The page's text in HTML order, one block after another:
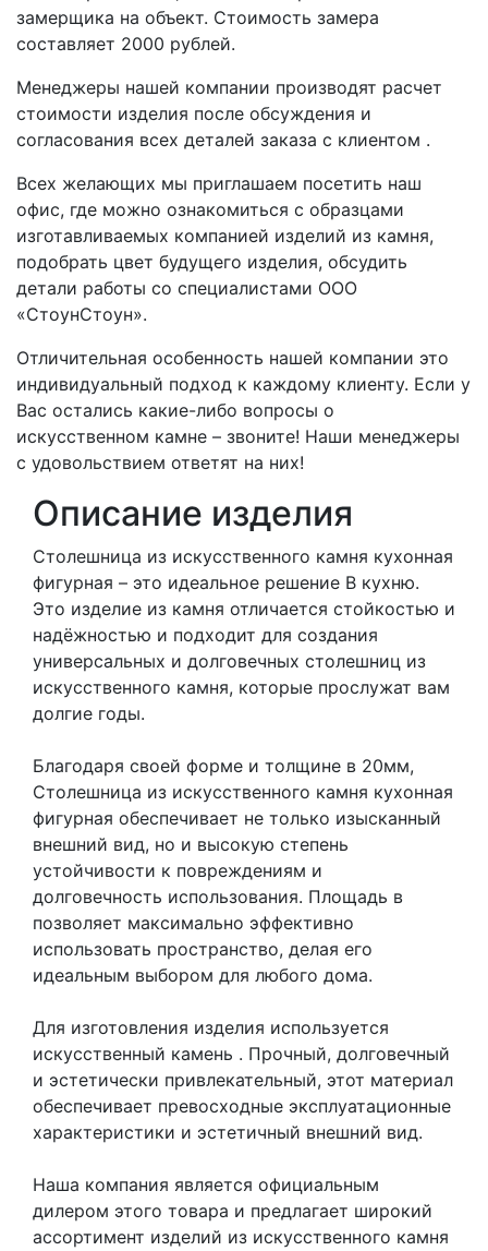
замерщика на объект. Стоимость замера
составляет 2000 рублей.
Менеджеры нашей компании производят расчет
стоимости изделия после обсуждения и
согласования всех деталей заказа с клиентом .
Всех желающих мы приглашаем посетить наш
офис, где можно ознакомиться с образцами
изготавливаемых компанией изделий из камня,
подобрать цвет будущего изделия, обсудить
детали работы со специалистами ООО
«СтоунСтоун».
Отличительная особенность нашей компании это
индивидуальный подход к каждому клиенту. Если у
Вас остались какие-либо вопросы о
искусственном камне – звоните! Наши менеджеры
с удовольствием ответят на них!
Описание изделия
Столешница из искусственного камня кухонная
фигурная – это идеальное решение В кухню.
Это изделие из камня отличается стойкостью и
надёжностью и подходит для создания
универсальных и долговечных столешниц из
искусственного камня, которые прослужат вам
долгие годы.
Благодаря своей форме и толщине в 20мм,
Столешница из искусственного камня кухонная
фигурная обеспечивает не только изысканный
внешний вид, но и высокую степень
устойчивости к повреждениям и
долговечность использования. Площадь в
позволяет максимально эффективно
использовать пространство, делая его
идеальным выбором для любого дома.
Для изготовления изделия используется
искусственный камень . Прочный, долговечный
и эстетически привлекательный, этот материал
обеспечивает превосходные эксплуатационные
характеристики и эстетичный внешний вид.
Наша компания является официальным
дилером этого товара и предлагает широкий
ассортимент изделий из искусственного камня